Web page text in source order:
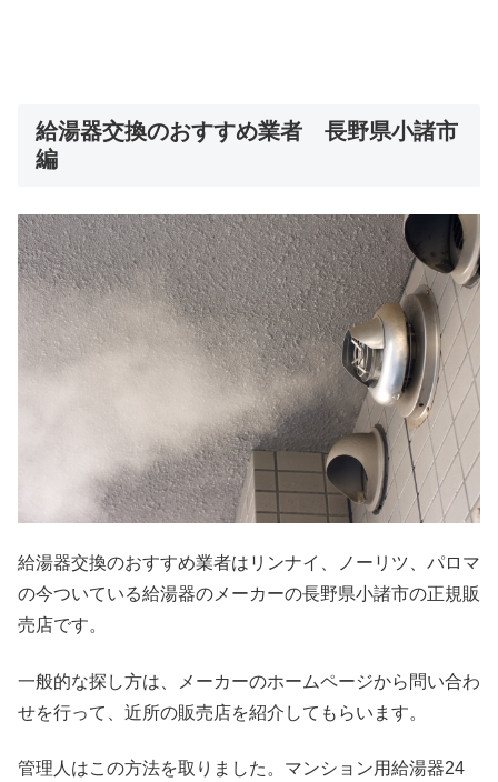
給湯器交換のおすすめ業者 長野県小諸市
編
給湯器交換のおすすめ業者はリンナイ、ノーリツ、パロマ
の今ついている給湯器のメーカーの長野県小諸市の正規販
売店です。
一般的な探し方は、メーカーのホームページから問い合わ
せを行って、近所の販売店を紹介してもらいます。
管理人はこの方法を取りました。マンション用給湯器24